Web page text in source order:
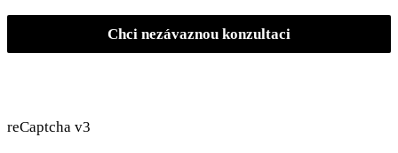
Chci nezávaznou konzultaci
reCaptcha v3